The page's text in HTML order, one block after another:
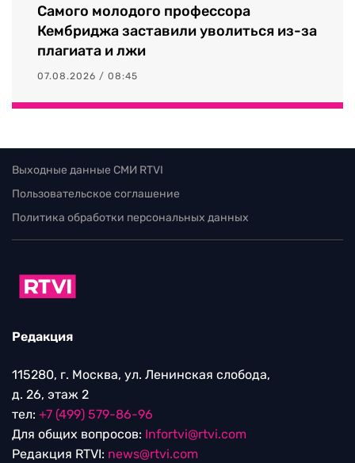
Самого молодого профессора
Кембриджа заставили уволиться из-за
плагиата и лжи
07.08.2026 / 08:45
Выходные данные СМИ RTVI
Пользовательское соглашение
Политика обработки персональных данных
Редакция
115280, г. Москва, ул. Ленинская слобода,
д. 26, этаж 2
тел: +7 (499) 579-86-96
Для общих вопросов: Infortvi@rtvi.com
Редакция RTVI: news@rtvi.com